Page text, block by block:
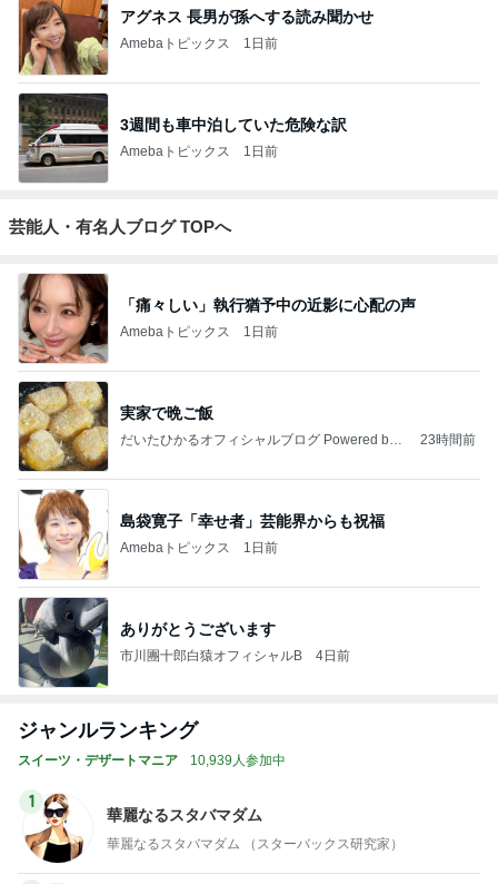
アグネス 長男が孫へする読み聞かせ
Amebaトピックス 1日前
3週間も車中泊していた危険な訳
Amebaトピックス 1日前
芸能人・有名人ブログ TOPへ
「痛々しい」執行猶予中の近影に心配の声
Amebaトピックス 1日前
実家で晩ご飯
だいたひかるオフィシャルブログ Powered by
23時間前
島袋寛子「幸せ者」芸能界からも祝福
Amebaトピックス 1日前
ありがとうございます
市川團十郎白猿オフィシャルB 4日前
ジャンルランキング
スイーツ・デザートマニア 10,939人参加中
1
華麗なるスタバマダム
華麗なるスタバマダム （スターバックス研究家）